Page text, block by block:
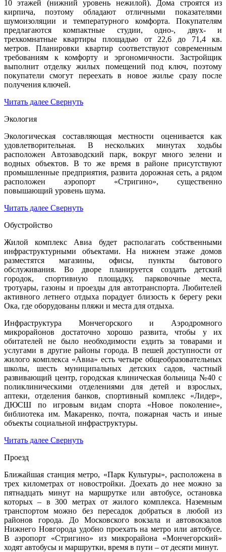
10 этажей (нижний уровень нежилой). Дома строятся из
кирпича, поэтому обладают отличными показателями
шумоизоляции и температурного комфорта. Покупателям
предлагаются компактные студии, одно-, двух- и
трехкомнатные квартиры площадью от 22,6 до 71,4 кв.
метров. Планировки квартир соответствуют современным
требованиям к комфорту и эргономичности. Застройщик
выполнит отделку жилых помещений под ключ, поэтому
покупатели смогут переехать в новое жилье сразу после
получения ключей.
Читать далее Свернуть
Экология
Экологическая составляющая местности оценивается как
удовлетворительная. В нескольких минутах ходьбы
расположен Автозаводский парк, вокруг много зелени и
водных объектов. В то же время в районе присутствуют
промышленные предприятия, развита дорожная сеть, а рядом
расположен аэропорт «Стригино», существенно
повышающий уровень шума.
Читать далее Свернуть
Обустройство
Жилой комплекс Авиа будет располагать собственными
инфраструктурными объектами. На нижнем этаже домов
разместятся магазины, офисы, пункты бытового
обслуживания. Во дворе планируется создать детский
городок, спортивную площадку, парковочные места,
тротуары, газоны и проезды для автотранспорта. Любителей
активного летнего отдыха порадует близость к берегу реки
Ока, где оборудованы пляжи и места для отдыха.
Инфраструктура Мончегорского и Аэродромного
микрорайонов достаточно хорошо развита, чтобы у их
обитателей не было необходимости ездить за товарами и
услугами в другие районы города. В пешей доступности от
жилого комплекса «Авиа» есть четыре общеобразовательных
школы, шесть муниципальных детских садов, частный
развивающий центр, городская клиническая больница №40 с
поликлиническими отделениями для детей и взрослых,
аптеки, отделения банков, спортивный комплекс «Лидер»,
ДЮСШ по игровым видам спорта «Новое поколение»,
библиотека им. Макаренко, почта, пожарная часть и иные
объекты социальной инфраструктуры.
Читать далее Свернуть
Проезд
Ближайшая станция метро, «Парк Культуры», расположена в
трех километрах от новостройки. Доехать до нее можно за
пятнадцать минут на маршрутке или автобусе, остановка
которых – в 300 метрах от жилого комплекса. Наземным
транспортом можно без пересадок добраться в любой из
районов города. До Московского вокзала и автовокзалов
Нижнего Новгорода удобно проехать на метро или автобусе.
В аэропорт «Стригино» из микрорайона «Мончегорский»
ходят автобусы и маршрутки, время в пути – от десяти минут.